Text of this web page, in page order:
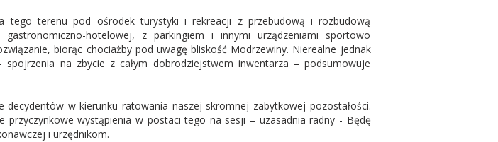
tego terenu pod ośrodek turystyki i rekreacji z przebudową i rozbudową
hotelowej, z parkingiem i innymi urządzeniami sportowo
biorąc chociażby pod uwagę bliskość Modrzewiny. Nierealne jednak
na zbycie z całym dobrodziejstwem inwentarza – podsumowuje
decydentów w kierunku ratowania naszej skromnej zabytkowej pozostałości.
przyczynkowe wystąpienia w postaci tego na sesji – uzasadnia radny - Będę
i urzędnikom.